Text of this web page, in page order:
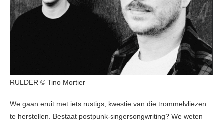
RULDER © Tino Mortier
We gaan eruit met iets rustigs, kwestie van die trommelvliezen
te herstellen. Bestaat postpunk-singersongwriting? We weten